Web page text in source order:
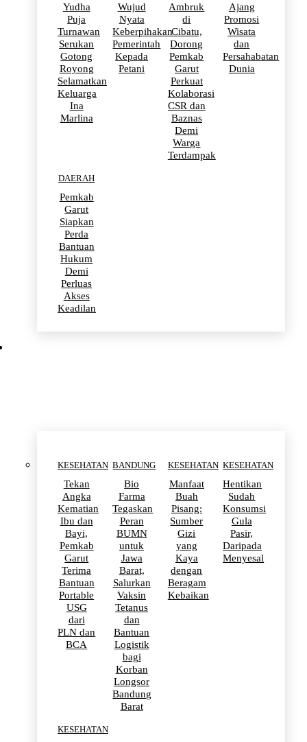
Yudha
Puja
Turnawan
Serukan
Gotong
Royong
Selamatkan
Keluarga
Ina
Marlina
Wujud
Nyata
Keberpihakan
Pemerintah
Kepada
Petani
Ambruk
di
Cibatu,
Dorong
Pemkab
Garut
Perkuat
Kolaborasi
CSR dan
Baznas
Demi
Warga
Terdampak
Ajang
Promosi
Wisata
dan
Persahabatan
Dunia
DAERAH
Pemkab
Garut
Siapkan
Perda
Bantuan
Hukum
Demi
Perluas
Akses
Keadilan
KESEHATAN
Tekan
Angka
Kematian
Ibu dan
Bayi,
Pemkab
Garut
Terima
Bantuan
Portable
USG
dari
PLN dan
BCA
BANDUNG
Bio
Farma
Tegaskan
Peran
BUMN
untuk
Jawa
Barat,
Salurkan
Vaksin
Tetanus
dan
Bantuan
Logistik
bagi
Korban
Longsor
Bandung
Barat
KESEHATAN
Manfaat
Buah
Pisang:
Sumber
Gizi
yang
Kaya
dengan
Beragam
Kebaikan
KESEHATAN
Hentikan
Sudah
Konsumsi
Gula
Pasir,
Daripada
Menyesal
KESEHATAN